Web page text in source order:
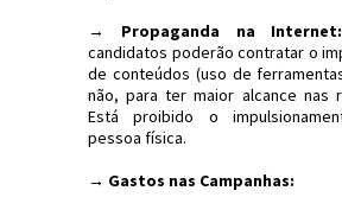
→ Propaganda na Internet:
candidatos poderão contratar o
de conteúdos (uso de
não, para ter maior alcance nas
Está proibido o
pessoa física.
→ Gastos nas Campanhas: